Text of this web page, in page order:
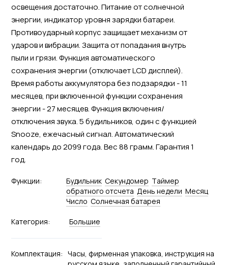
освещения достаточно. Питание от солнечной
энергии, индикатор уровня зарядки батареи.
Противоударный корпус защищает механизм от
ударов и вибрации. Защита от попадания внутрь
пыли и грязи. Функция автоматического
сохранения энергии (отключает LCD дисплей).
Время работы аккумулятора без подзарядки - 11
месяцев, при включенной функции сохранения
энергии - 27 месяцев. Функция включения/
отключения звука. 5 будильников, один с функцией
Snooze, ежечасный сигнал. Автоматический
календарь до 2099 года. Вес 88 грамм. Гарантия 1
год.
Функции: Будильник Секундомер Tаймер
обратного отсчета День недели Месяц
Число Солнечная батарея
Категория: Большие
Комплектация: Часы, фирменная упаковка, инструкция на